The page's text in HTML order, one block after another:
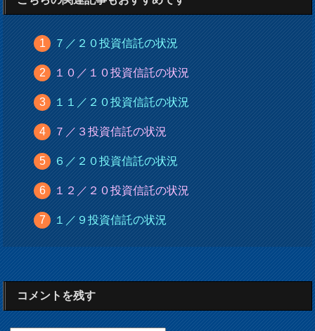
７／２０投資信託の状況
１０／１０投資信託の状況
１１／２０投資信託の状況
７／３投資信託の状況
６／２０投資信託の状況
１２／２０投資信託の状況
１／９投資信託の状況
コメントを残す